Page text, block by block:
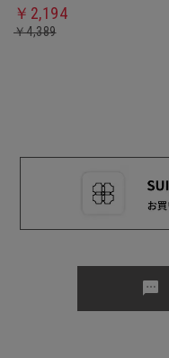
￥2,194
￥4,389
sms